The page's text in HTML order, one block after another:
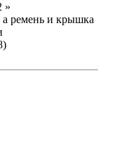
»
ремень и крышка